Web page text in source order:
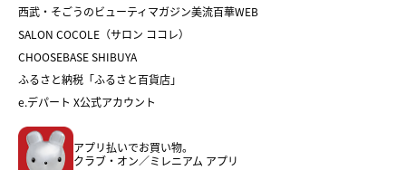
ホワイトデー
バレンタイン
ホワイトデー
おせち
フード
ホーム・キッチン＆アート
西武・そごうのビューティマガジン美流百華WEB
SALON COCOLE（サロン ココレ）
CHOOSEBASE SHIBUYA
ふるさと納税「ふるさと百貨店」
e.デパート X公式アカウント
アプリ払いでお買い物。
クラブ・オン／ミレニアム アプリ